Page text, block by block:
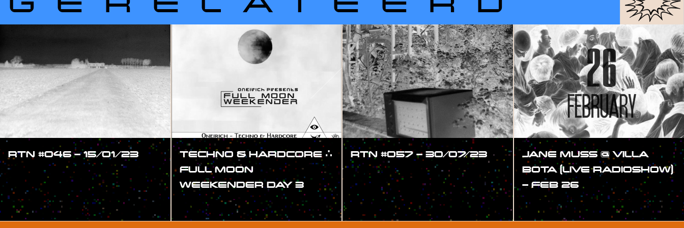
RTN #046 – 15/01/23
#SHOW
TECHNO & HARDCORE ∴
FULL MOON
WEEKENDER DAY 3
#SHOW
RTN #057 – 30/07/23
#SHOW
JANE MUSS @ VILLA
BOTA (LIVE RADIOSHOW)
– FEB 26